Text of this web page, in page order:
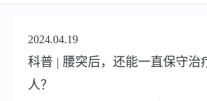
2024.04.19
科普 | 腰突后，还能一直保守治
人？